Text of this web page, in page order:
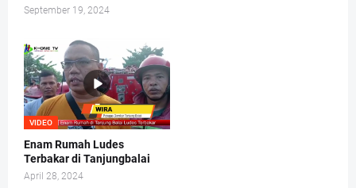
September 19, 2024
VIDEO
Enam Rumah Ludes
Terbakar di Tanjungbalai
April 28, 2024